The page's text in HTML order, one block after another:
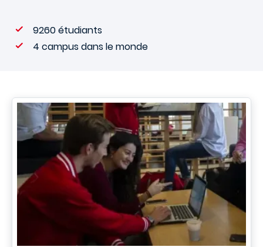
9260 étudiants
4 campus dans le monde